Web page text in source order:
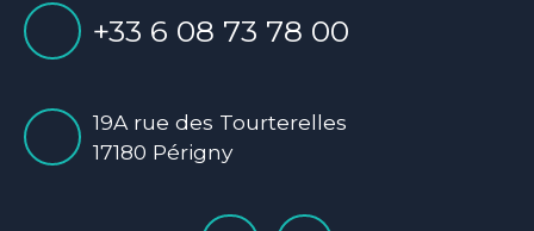
+33 6 08 73 78 00
19A rue des Tourterelles
17180 Périgny